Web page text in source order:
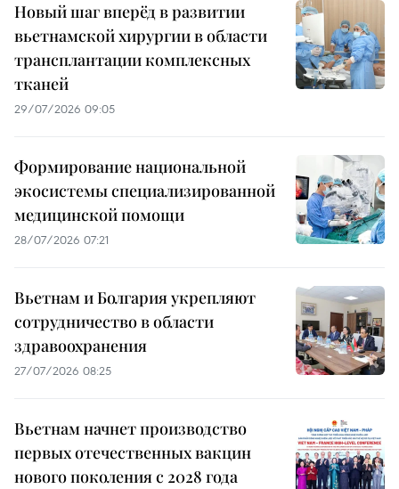
Новый шаг вперёд в развитии
вьетнамской хирургии в области
трансплантации комплексных
тканей
29/07/2026 09:05
Формирование национальной
экосистемы специализированной
медицинской помощи
28/07/2026 07:21
Вьетнам и Болгария укрепляют
сотрудничество в области
здравоохранения
27/07/2026 08:25
Вьетнам начнет производство
первых отечественных вакцин
нового поколения с 2028 года